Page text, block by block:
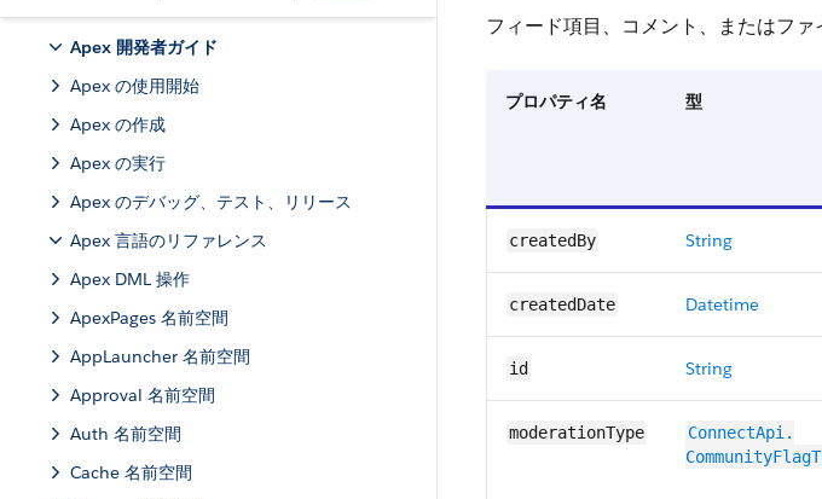
Apex 開発者ガイド
Apex の使用開始
Apex の作成
Apex の実行
Apex のデバッグ、テスト、リリース
Apex 言語のリファレンス
Apex DML 操作
ApexPages 名前空間
AppLauncher 名前空間
Approval 名前空間
Auth 名前空間
Cache 名前空間
フィード項目、コメント、またはファ
プロパティ名 型
createdBy String
createdDate Datetime
id String
moderationType
ConnectApi.​